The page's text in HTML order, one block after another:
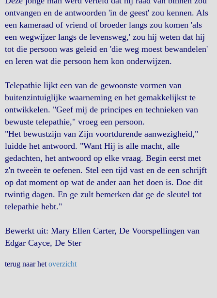
ontvangen en de antwoorden 'in de geest' zou kennen. Als
een kameraad of vriend of broeder langs zou komen 'als
een wegwijzer langs de levensweg,' zou hij weten dat hij
tot die persoon was geleid en 'die weg moest bewandelen'
en leren wat die persoon hem kon onderwijzen.
Telepathie lijkt een van de gewoonste vormen van
buitenzintuiglijke waarneming en het gemakkelijkst te
ontwikkelen. "Geef mij de principes en technieken van
bewuste telepathie," vroeg een persoon.
"Het bewustzijn van Zijn voortdurende aanwezigheid,"
luidde het antwoord. "Want Hij is alle macht, alle
gedachten, het antwoord op elke vraag. Begin eerst met
z'n tweeën te oefenen. Stel een tijd vast en de een schrijft
op dat moment op wat de ander aan het doen is. Doe dit
twintig dagen. En ge zult bemerken dat ge de sleutel tot
telepathie hebt."
Bewerkt uit: Mary Ellen Carter, De Voorspellingen van
Edgar Cayce, De Ster
terug naar het overzicht